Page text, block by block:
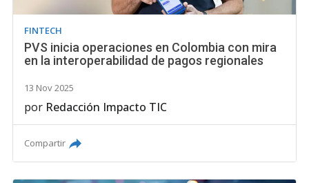
FINTECH
PVS inicia operaciones en Colombia con mira
en la interoperabilidad de pagos regionales
13 Nov 2025
por Redacción Impacto TIC
Compartir